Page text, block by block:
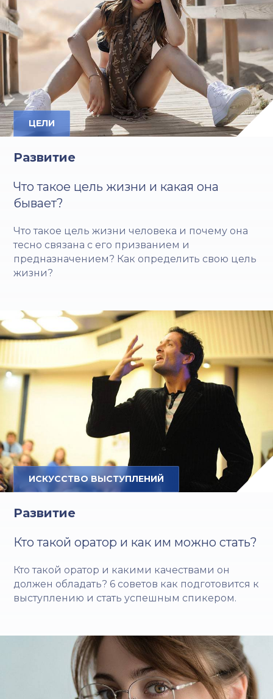
ЦЕЛИ
Развитие
Что такое цель жизни и какая она
бывает?
Что такое цель жизни человека и почему она
тесно связана с его призванием и
предназначением? Как определить свою цель
жизни?
ИСКУССТВО ВЫСТУПЛЕНИЙ
Развитие
Кто такой оратор и как им можно стать?
Кто такой оратор и какими качествами он
должен обладать? 6 советов как подготовится к
выступлению и стать успешным спикером.